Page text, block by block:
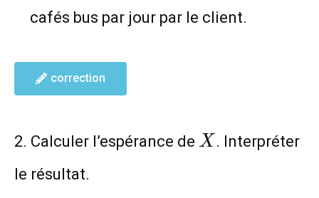
cafés bus par jour par le client.
correction
2. Calculer l’espérance de X
X . Interpréter
le résultat.